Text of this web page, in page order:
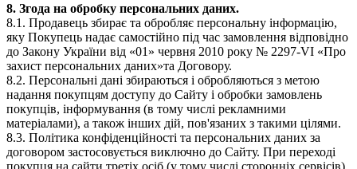
8. Згода на обробку персональних даних.
8.1. Продавець збирає та обробляє персональну інформацію,
яку Покупець надає самостійно під час замовлення відповідно
до Закону України від «01» червня 2010 року № 2297-VI «Про
захист персональних даних»та Договору.
8.2. Персональні дані збираються і обробляються з метою
надання покупцям доступу до Сайту і обробки замовлень
покупців, інформування (в тому числі рекламними
матеріалами), а також інших дій, пов'язаних з такими цілями.
8.3. Політика конфіденційності та персональних даних за
договором застосовується виключно до Сайту. При переході
покупця на сайти третіх осіб (у тому числі сторонніх сервісів)